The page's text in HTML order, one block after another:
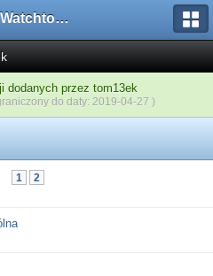
Forum Watchtower
dodanych przez tom13ek
do daty: 2019-04-27 )
1 2